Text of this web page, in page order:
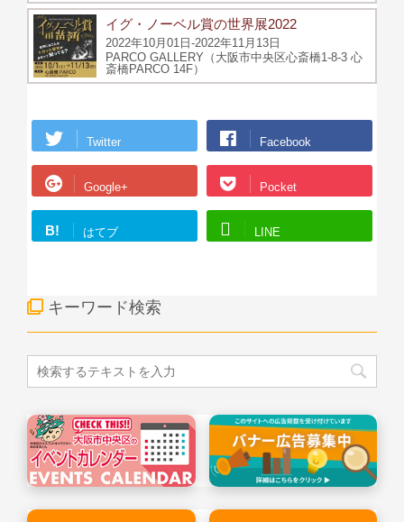
イグ・ノーベル賞の世界展2022
2022年10月01日-2022年11月13日
PARCO GALLERY（大阪市中央区心斎橋1-8-3 心
斎橋PARCO 14F）
Twitter Facebook
Google+ Pocket
B! はてブ LINE
キーワード検索